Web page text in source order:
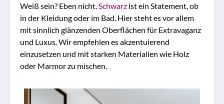
Weiß sein? Eben nicht. Schwarz ist ein Statement, ob
in der Kleidung oder im Bad. Hier steht es vor allem
mit sinnlich glänzenden Oberflächen für Extravaganz
und Luxus. Wir empfehlen es akzentuierend
einzusetzen und mit starken Materialien wie Holz
oder Marmor zu mischen.